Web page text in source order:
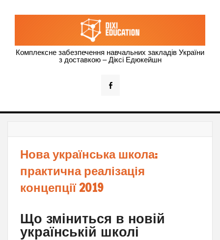
Dixi Education –
оснащення
України
Комплексне забезпечення навчальних закладів України
з доставкою – Діксі Едюкейшн
Нова українська школа:
практична реалізація
концепції 2019
Що зміниться в новій
українській школі